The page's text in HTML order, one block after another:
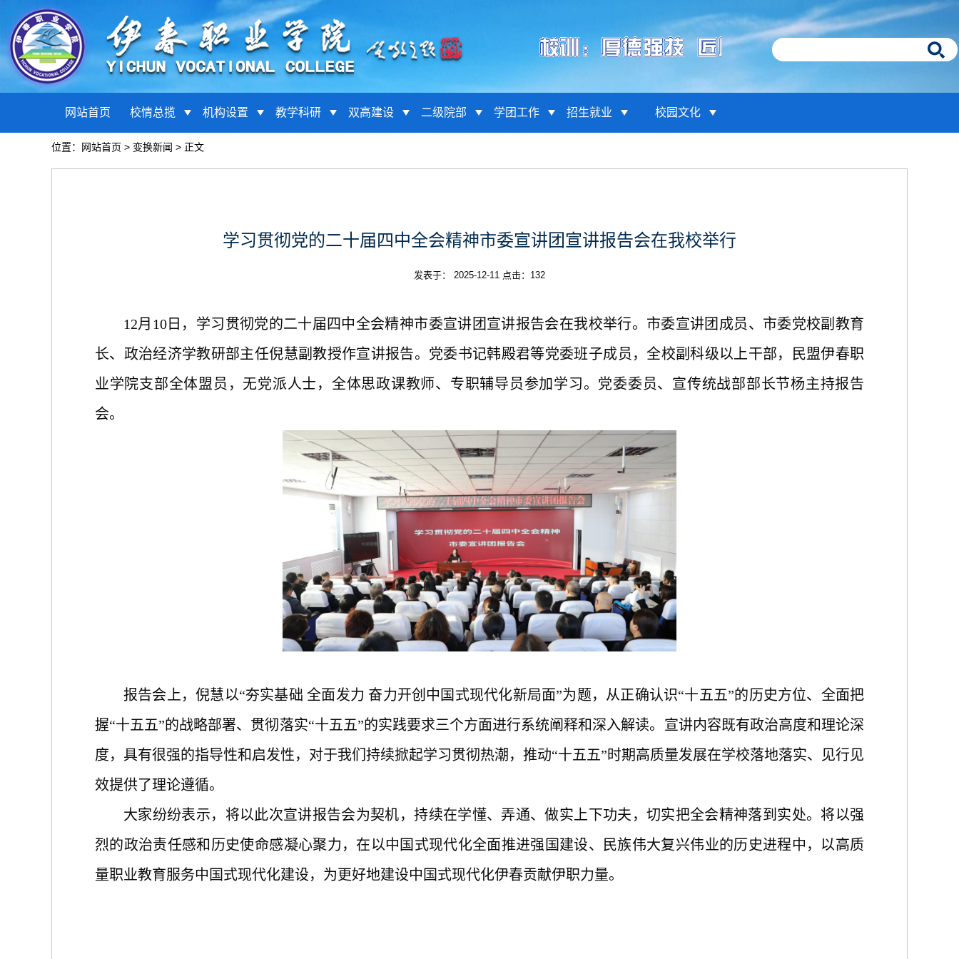
网站首页 校情总揽 机构设置 教学科研 双高建设 二级院部 学团工作 招生就业 校园文化
位置： 网站首页 > 变换新闻 > 正文
学习贯彻党的二十届四中全会精神市委宣讲团宣讲报告会在我校举行
发表于： 2025-12-11 点击： 132
12月10日，学习贯彻党的二十届四中全会精神市委宣讲团 宣讲报告会在我校举行。市委宣讲团成员、市委党校副教育
长、 政治经济学教研部主任倪慧副教授作宣讲报告。 党委书记韩殿君等党委班子成员，全校副科级以上干部，民盟伊春职
业学院支部全体盟员，无党派人士，全体思政课教师、专职辅导员参加学习。 党委委员、 宣传统战部部长节杨主持报告
会。
报告会上，倪慧以“夯实基础 全面发力 奋力开创中国式现代化新局面”为题，从正确认识“十五五”的历史方位、全面把
握“十五五”的战略部署、贯彻落实“十五五”的实践要求三个方面进行系统阐释和深入解读。宣讲内容既有政治高度和理论深
度， 具有很强的指导性和启发性， 对于我们持续掀起学习贯彻热潮，推动“十五五”时期高质量发展在学校落地落实、见行见
效提供了理论遵循。
大家纷纷表示，将以此次宣讲报告会为契机，持续在学懂、弄通、做实上下功夫，切实把全会精神落到实处。将以强
烈的政治责任感和历史使命感凝心聚力，在以中国式现代化全面推进强国建设、民族伟大复兴伟业的历史进程中，以高质
量职业教育服务中国式现代化建设，为更好地建设中国式现代化伊春贡献伊职力量。